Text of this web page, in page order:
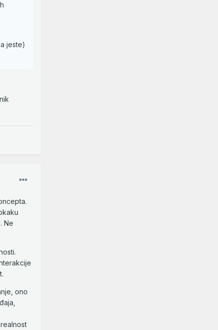
jeste)
Ne
ono